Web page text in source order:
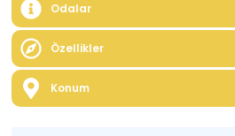
Odalar
Özellikler
Konum